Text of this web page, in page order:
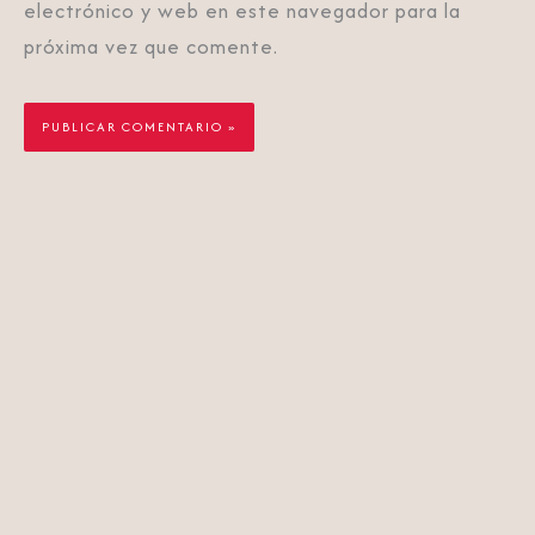
electrónico y web en este navegador para la
próxima vez que comente.